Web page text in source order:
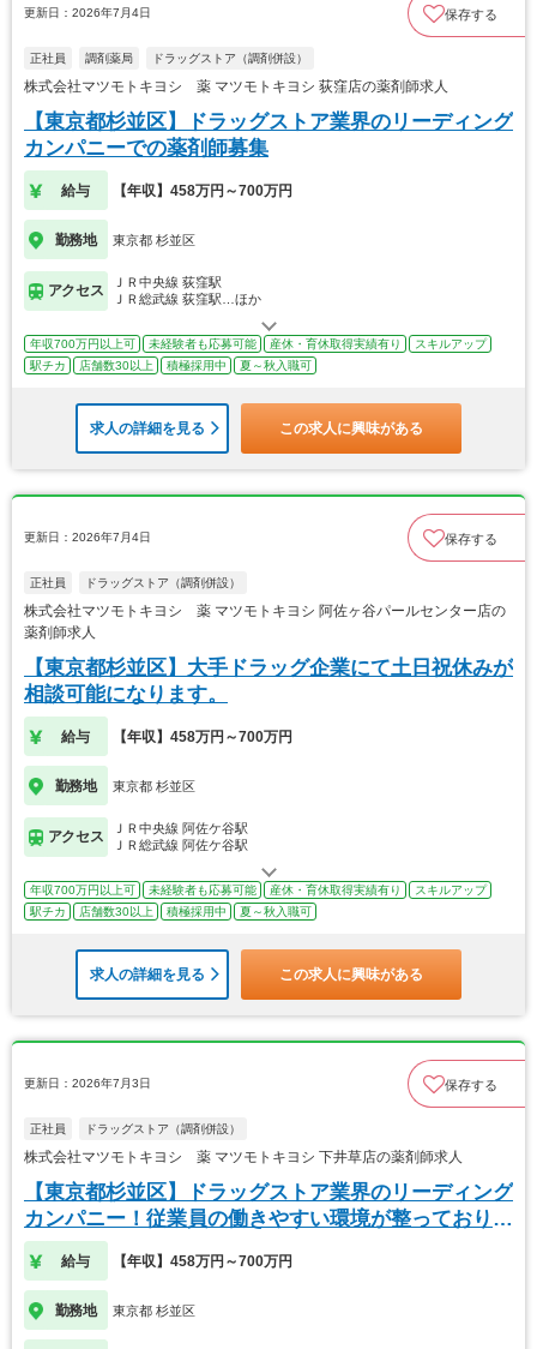
更新日：2026年7月4日 保存する
正社員 調剤薬局 ドラッグストア（調剤併設）
株式会社マツモトキヨシ 薬 マツモトキヨシ 荻窪店の薬剤師求人
【東京都杉並区】ドラッグストア業界のリーディング
カンパニーでの薬剤師募集
給与 【年収】458万円～700万円
勤務地 東京都 杉並区
アクセス
ＪＲ中央線 荻窪駅
ＪＲ総武線 荻窪駅…ほか
年収700万円以上可 未経験者も応募可能 産休・育休取得実績有り
スキルアップ
駅チカ
店舗数30以上 積極採用中 夏～秋入職可
求人の詳細を見る この求人に興味がある
更新日：2026年7月4日 保存する
正社員 ドラッグストア（調剤併設）
株式会社マツモトキヨシ 薬 マツモトキヨシ 阿佐ヶ谷パールセンター店の
薬剤師求人
【東京都杉並区】大手ドラッグ企業にて土日祝休みが
相談可能になります。
給与 【年収】458万円～700万円
勤務地 東京都 杉並区
アクセス
ＪＲ中央線 阿佐ケ谷駅
ＪＲ総武線 阿佐ケ谷駅
年収700万円以上可 未経験者も応募可能 産休・育休取得実績有り
スキルアップ
駅チカ
店舗数30以上 積極採用中 夏～秋入職可
求人の詳細を見る この求人に興味がある
更新日：2026年7月3日 保存する
正社員 ドラッグストア（調剤併設）
株式会社マツモトキヨシ 薬 マツモトキヨシ 下井草店の薬剤師求人
【東京都杉並区】ドラッグストア業界のリーディング
カンパニー！従業員の働きやすい環境が整っておりま
す！
給与 【年収】458万円～700万円
勤務地 東京都 杉並区